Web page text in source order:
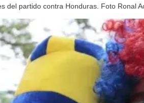
del partido contra Honduras. Foto Ronal